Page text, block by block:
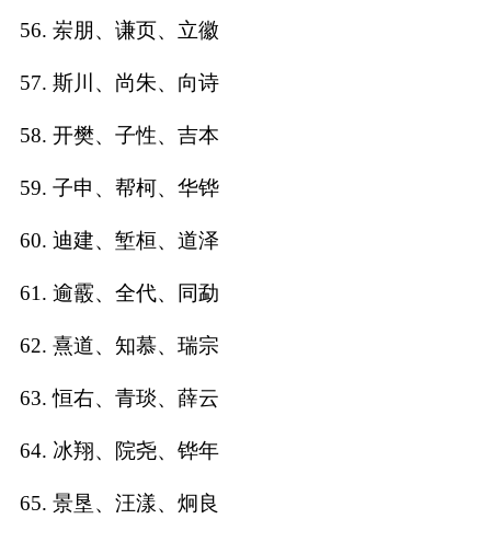
56. 岽朋、谦页、立徽
57. 斯川、尚朱、向诗
58. 开樊、子性、吉本
59. 子申、帮柯、华铧
60. 迪建、堑桓、道泽
61. 逾霰、全代、同勐
62. 熹道、知慕、瑞宗
63. 恒右、青琰、薛云
64. 冰翔、院尧、铧年
65. 景垦、汪漾、炯良